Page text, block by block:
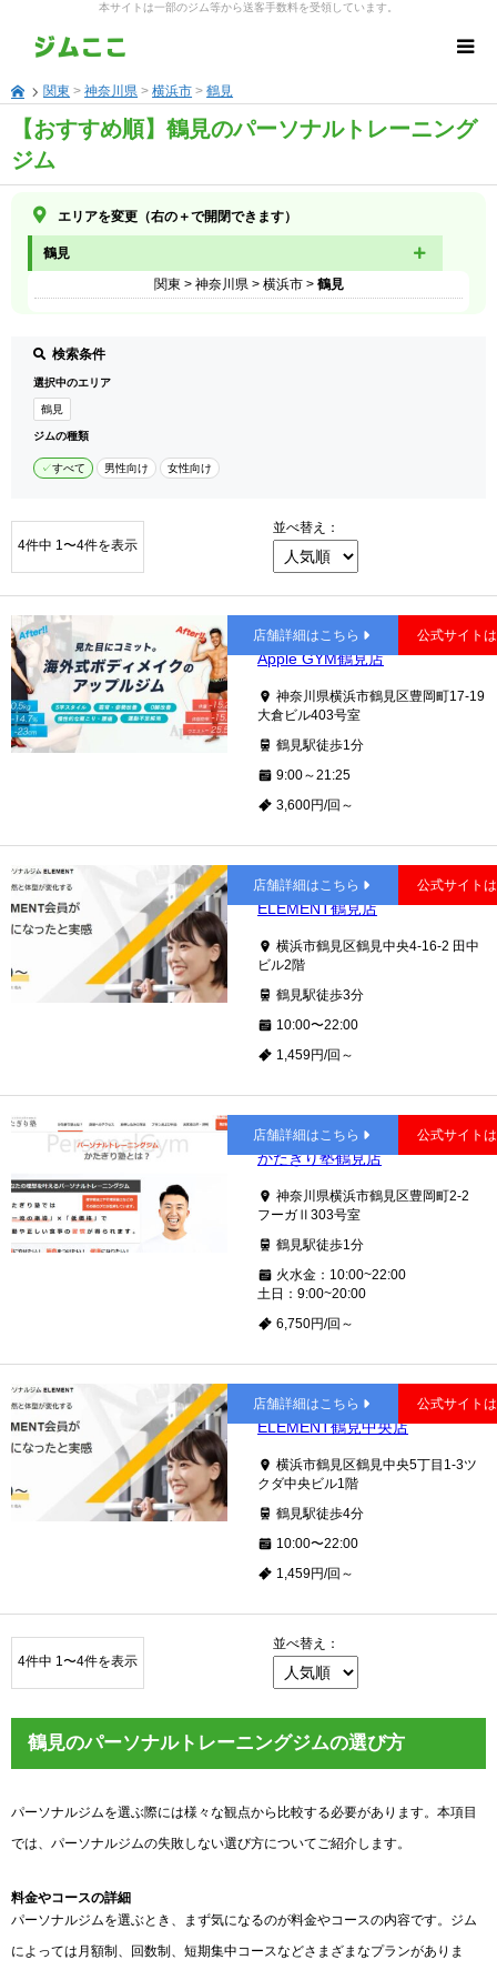
本サイトは一部のジム等から送客手数料を受領しています。
関東 >神奈川県 >横浜市 >鶴見
【おすすめ順】鶴見のパーソナルトレーニング
ジム
エリアを変更（右の＋で開閉できます）
鶴見
関東 > 神奈川県> 横浜市> 鶴見
検索条件
選択中のエリア
鶴見
ジムの種類
すべて 男性向け 女性向け
4件中 1〜4件を表示
並べ替え：
鶴見
Apple GYM鶴見店
神奈川県横浜市鶴見区豊岡町17-19
大倉ビル403号室
鶴見駅徒歩1分
9:00～21:25
3,600円/回～
店舗詳細はこちら 公式サイト
鶴見
ELEMENT鶴見店
横浜市鶴見区鶴見中央4-16-2 田中
ビル2階
鶴見駅徒歩3分
10:00〜22:00
1,459円/回～
店舗詳細はこちら 公式サイト
鶴見
かたぎり塾鶴見店
神奈川県横浜市鶴見区豊岡町2-2
フーガⅡ303号室
鶴見駅徒歩1分
火水金：10:00~22:00
土日：9:00~20:00
6,750円/回～
店舗詳細はこちら 公式サイト
鶴見
ELEMENT鶴見中央店
横浜市鶴見区鶴見中央5丁目1-3ツ
クダ中央ビル1階
鶴見駅徒歩4分
10:00〜22:00
1,459円/回～
店舗詳細はこちら 公式サイト
4件中 1〜4件を表示
並べ替え：
鶴見のパーソナルトレーニングジムの選び方
パーソナルジムを選ぶ際には様々な観点から比較する必要があります。本項目
では、パーソナルジムの失敗しない選び方についてご紹介します。
料金やコースの詳細
パーソナルジムを選ぶとき、まず気になるのが料金やコースの内容です。ジム
によっては月額制、回数制、短期集中コースなどさまざまなプランがありま